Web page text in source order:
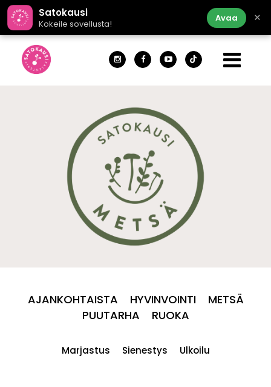
Satokausi
Kokeile sovellusta!
Avaa ×
AJANKOHTAISTA HYVINVOINTI
METSÄ
PUUTARHA
RUOKA
Marjastus Sienestys Ulkoilu